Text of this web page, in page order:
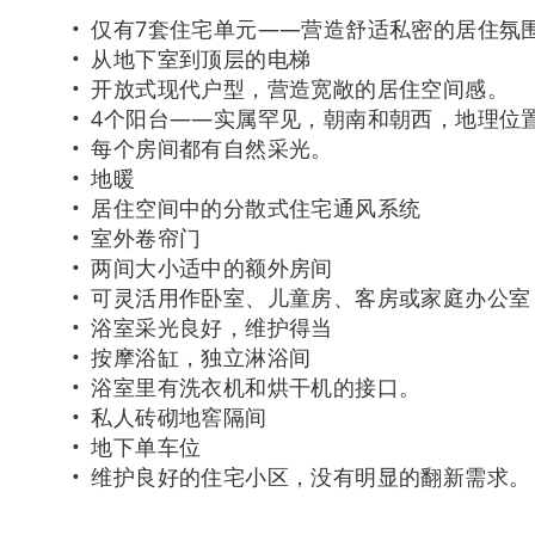
仅有7套住宅单元——营造舒适私密的居住氛
从地下室到顶层的电梯
开放式现代户型，营造宽敞的居住空间感。
4个阳台——实属罕见，朝南和朝西，地理位置
每个房间都有自然采光。
地暖
居住空间中的分散式住宅通风系统
室外卷帘门
两间大小适中的额外房间
可灵活用作卧室、儿童房、客房或家庭办公室
浴室采光良好，维护得当
按摩浴缸，独立淋浴间
浴室里有洗衣机和烘干机的接口。
私人砖砌地窖隔间
地下单车位
维护良好的住宅小区，没有明显的翻新需求。